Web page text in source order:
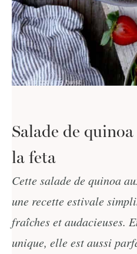
Salade de
la feta
Cette salade de quinoa
une recette estivale
fraîches et audacieuses.
unique, elle est aussi